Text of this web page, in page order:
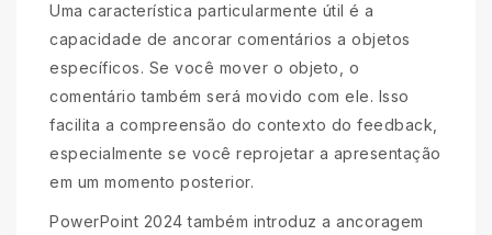
Uma característica particularmente útil é a
capacidade de ancorar comentários a objetos
específicos. Se você mover o objeto, o
comentário também será movido com ele. Isso
facilita a compreensão do contexto do feedback,
especialmente se você reprojetar a apresentação
em um momento posterior.
PowerPoint 2024 também introduz a ancoragem